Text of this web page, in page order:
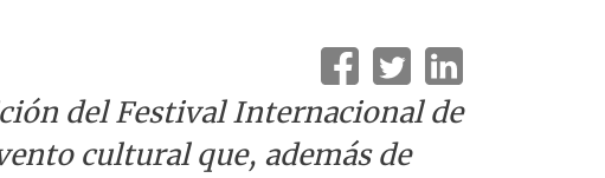
del Festival Internacional de
cultural que, además de